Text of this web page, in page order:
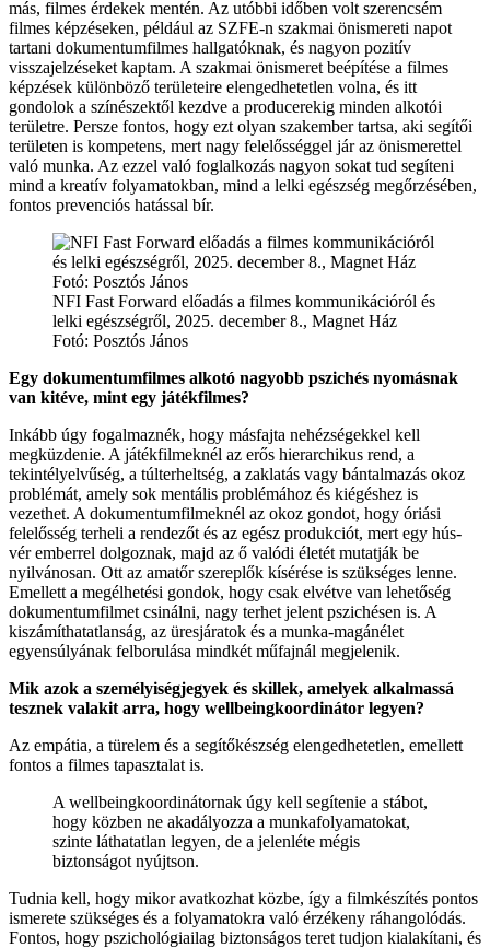
más, filmes érdekek mentén. Az utóbbi időben volt szerencsém
filmes képzéseken, például az SZFE-n szakmai önismereti napot
tartani dokumentumfilmes hallgatóknak, és nagyon pozitív
visszajelzéseket kaptam. A szakmai önismeret beépítése a filmes
képzések különböző területeire elengedhetetlen volna, és itt
gondolok a színészektől kezdve a producerekig minden alkotói
területre. Persze fontos, hogy ezt olyan szakember tartsa, aki segítői
területen is kompetens, mert nagy felelősséggel jár az önismerettel
való munka. Az ezzel való foglalkozás nagyon sokat tud segíteni
mind a kreatív folyamatokban, mind a lelki egészség megőrzésében,
fontos prevenciós hatással bír.
NFI Fast Forward előadás a filmes kommunikációról és
lelki egészségről, 2025. december 8., Magnet Ház
Fotó: Posztós János
Egy dokumentumfilmes alkotó nagyobb pszichés nyomásnak
van kitéve, mint egy játékfilmes?
Inkább úgy fogalmaznék, hogy másfajta nehézségekkel kell
megküzdenie. A játékfilmeknél az erős hierarchikus rend, a
tekintélyelvűség, a túlterheltség, a zaklatás vagy bántalmazás okoz
problémát, amely sok mentális problémához és kiégéshez is
vezethet. A dokumentumfilmeknél az okoz gondot, hogy óriási
felelősség terheli a rendezőt és az egész produkciót, mert egy hús-
vér emberrel dolgoznak, majd az ő valódi életét mutatják be
nyilvánosan. Ott az amatőr szereplők kísérése is szükséges lenne.
Emellett a megélhetési gondok, hogy csak elvétve van lehetőség
dokumentumfilmet csinálni, nagy terhet jelent pszichésen is. A
kiszámíthatatlanság, az üresjáratok és a munka-magánélet
egyensúlyának felborulása mindkét műfajnál megjelenik.
Mik azok a személyiségjegyek és skillek, amelyek alkalmassá
tesznek valakit arra, hogy wellbeingkoordinátor legyen?
Az empátia, a türelem és a segítőkészség elengedhetetlen, emellett
fontos a filmes tapasztalat is.
A wellbeingkoordinátornak úgy kell segítenie a stábot,
hogy közben ne akadályozza a munkafolyamatokat,
szinte láthatatlan legyen, de a jelenléte mégis
biztonságot nyújtson.
Tudnia kell, hogy mikor avatkozhat közbe, így a filmkészítés pontos
ismerete szükséges és a folyamatokra való érzékeny ráhangolódás.
Fontos, hogy pszichológiailag biztonságos teret tudjon kialakítani, és